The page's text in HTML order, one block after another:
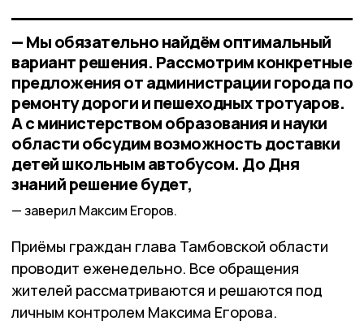
— Мы обязательно найдём оптимальный
вариант решения. Рассмотрим конкретные
предложения от администрации города по
ремонту дороги и пешеходных тротуаров.
А с министерством образования и науки
области обсудим возможность доставки
детей школьным автобусом. До Дня
знаний решение будет,
заверил Максим Егоров.
Приёмы граждан глава Тамбовской области
проводит еженедельно. Все обращения
жителей рассматриваются и решаются под
личным контролем Максима Егорова.